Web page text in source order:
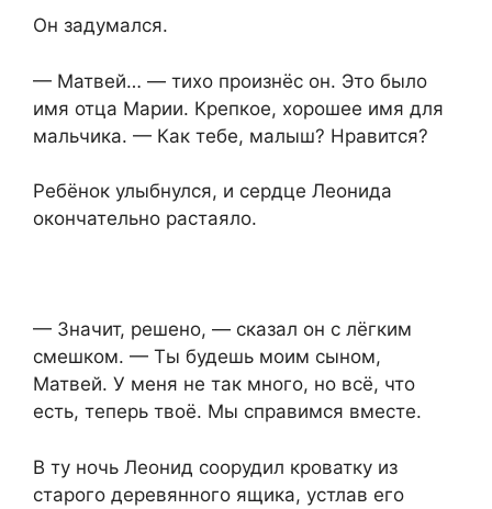
Он задумался.
— Матвей… — тихо произнёс он. Это было
имя отца Марии. Крепкое, хорошее имя для
мальчика. — Как тебе, малыш? Нравится?
Ребёнок улыбнулся, и сердце Леонида
окончательно растаяло.
— Значит, решено, — сказал он с лёгким
смешком. — Ты будешь моим сыном,
Матвей. У меня не так много, но всё, что
есть, теперь твоё. Мы справимся вместе.
В ту ночь Леонид соорудил кроватку из
старого деревянного ящика, устлав его